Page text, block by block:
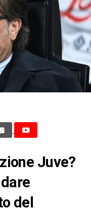
Juve?
del